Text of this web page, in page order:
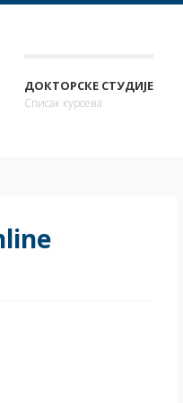
ДОКТОРСКЕ СТУДИЈЕ
Списак курсева